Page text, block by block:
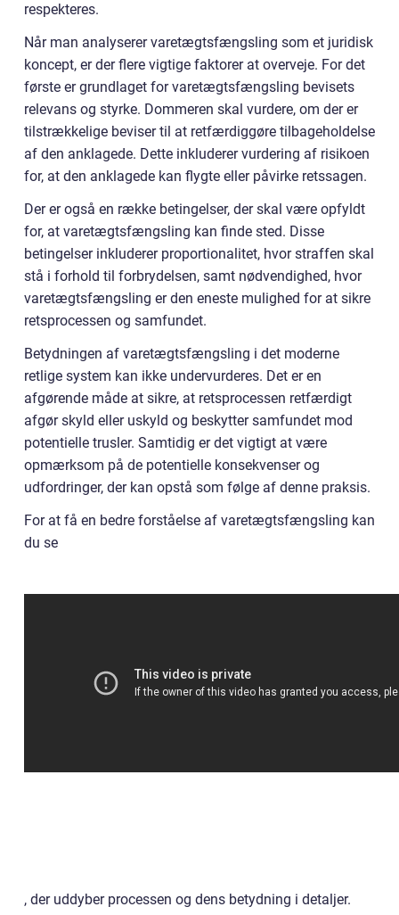
respekteres.
Når man analyserer varetægtsfængsling som et juridisk
koncept, er der flere vigtige faktorer at overveje. For det
første er grundlaget for varetægtsfængsling bevisets
relevans og styrke. Dommeren skal vurdere, om der er
tilstrækkelige beviser til at retfærdiggøre tilbageholdelse
af den anklagede. Dette inkluderer vurdering af risikoen
for, at den anklagede kan flygte eller påvirke retssagen.
Der er også en række betingelser, der skal være opfyldt
for, at varetægtsfængsling kan finde sted. Disse
betingelser inkluderer proportionalitet, hvor straffen skal
stå i forhold til forbrydelsen, samt nødvendighed, hvor
varetægtsfængsling er den eneste mulighed for at sikre
retsprocessen og samfundet.
Betydningen af varetægtsfængsling i det moderne
retlige system kan ikke undervurderes. Det er en
afgørende måde at sikre, at retsprocessen retfærdigt
afgør skyld eller uskyld og beskytter samfundet mod
potentielle trusler. Samtidig er det vigtigt at være
opmærksom på de potentielle konsekvenser og
udfordringer, der kan opstå som følge af denne praksis.
For at få en bedre forståelse af varetægtsfængsling kan
du se
, der uddyber processen og dens betydning i detaljer.